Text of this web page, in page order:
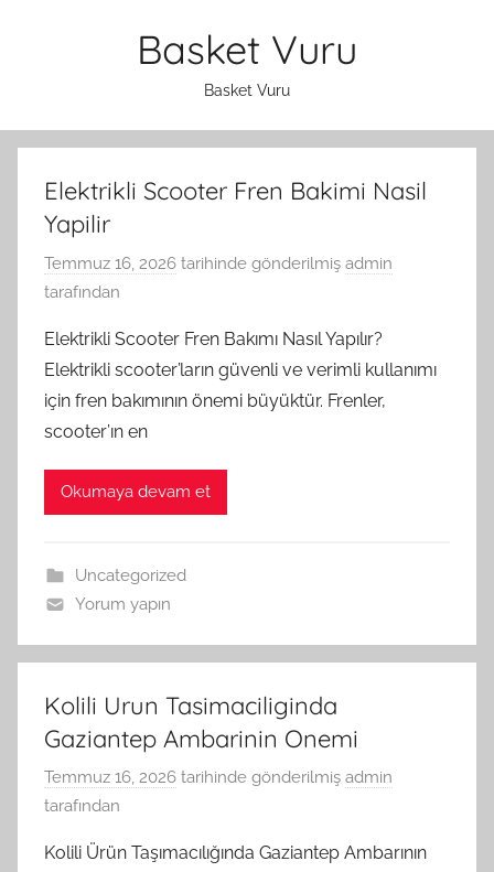
Basket Vuru
Basket Vuru
Elektrikli Scooter Fren Bakimi Nasil
Yapilir
Temmuz 16, 2026 tarihinde gönderilmiş admin
tarafından
Elektrikli Scooter Fren Bakımı Nasıl Yapılır?
Elektrikli scooter’ların güvenli ve verimli kullanımı
için fren bakımının önemi büyüktür. Frenler,
scooter’ın en
Okumaya devam et
Uncategorized
Yorum yapın
Kolili Urun Tasimaciliginda
Gaziantep Ambarinin Onemi
Temmuz 16, 2026 tarihinde gönderilmiş admin
tarafından
Kolili Ürün Taşımacılığında Gaziantep Ambarının